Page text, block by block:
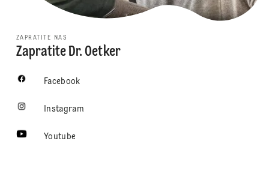
ZAPRATITE NAS
Zapratite Dr. Oetker
Facebook
Instagram
Youtube